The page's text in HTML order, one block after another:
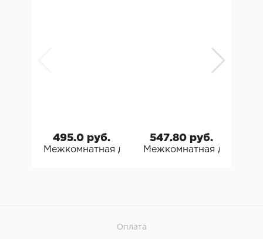
495.0 руб.
Межкомнатная дверь Stefany 1071 Стефани
547.80 руб.
Межкомнатная дверь
Оплата